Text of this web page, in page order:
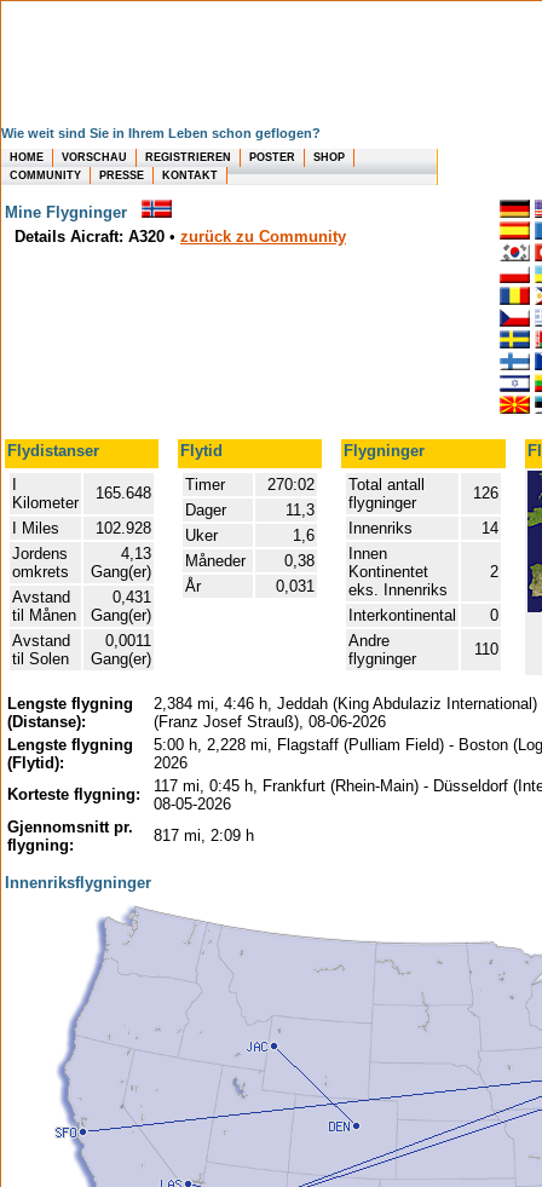
Wie weit sind Sie in Ihrem Leben schon geflogen?
HOME VORSCHAU REGISTRIEREN POSTER
SHOP
COMMUNITY
PRESSE KONTAKT
Mine Flygninger
Details Aicraft: A320 • zurück zu Community
Flydistanser Flytid Flygninger
Kilometer
165.648
I Miles
102.928
Jordens
omkrets
4,13
Gang(er)
Avstand
til Månen
0,431
Gang(er)
Avstand
til Solen
0,0011
Gang(er)
Timer
270:02
Dager
11,3
Uker
1,6
Måneder
0,38
År
0,031
Total antall
flygninger
126
Innenriks
14
Innen
Kontinentet
eks. Innenriks
2
Interkontinental
0
Andre
flygninger
110
Lengste flygning
(Distanse):
2,384 mi, 4:46 h, Jeddah (King Abdulaziz International)
(Franz Josef Strauß), 08-06-2026
Lengste flygning
(Flytid):
5:00 h, 2,228 mi, Flagstaff (Pulliam Field) - Boston
2026
Korteste flygning:
117 mi, 0:45 h, Frankfurt (Rhein-Main) - Düsseldorf
08-05-2026
Gjennomsnitt pr.
flygning:
817 mi, 2:09 h
Innenriksflygninger